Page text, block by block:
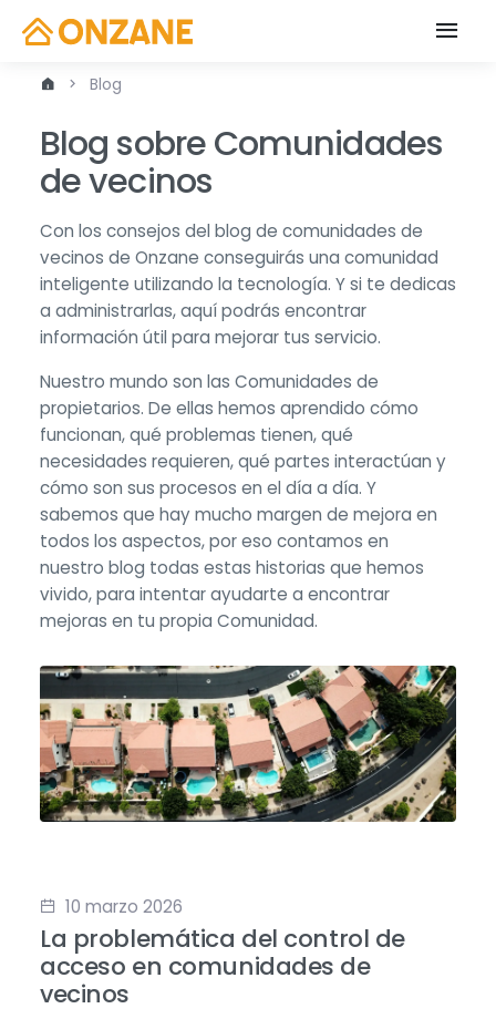
Blog
Blog sobre Comunidades
de vecinos
Con los consejos del blog de comunidades de
vecinos de Onzane conseguirás una comunidad
inteligente utilizando la tecnología. Y si te dedicas
a administrarlas, aquí podrás encontrar
información útil para mejorar tus servicio.
Nuestro mundo son las Comunidades de
propietarios. De ellas hemos aprendido cómo
funcionan, qué problemas tienen, qué
necesidades requieren, qué partes interactúan y
cómo son sus procesos en el día a día. Y
sabemos que hay mucho margen de mejora en
todos los aspectos, por eso contamos en
nuestro blog todas estas historias que hemos
vivido, para intentar ayudarte a encontrar
mejoras en tu propia Comunidad.
10 marzo 2026
La problemática del control de
acceso en comunidades de
vecinos